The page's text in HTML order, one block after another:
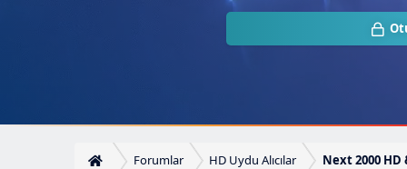
Forumlar HD Uydu Alıcılar Next 2000